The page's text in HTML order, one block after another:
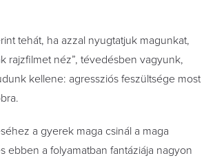
tehát, ha azzal nyugtatjuk magunkat,
rajzfilmet néz”, tévedésben vagyunk,
kellene: agressziós feszültsége most
a gyerek maga csinál a maga
ebben a folyamatban fantáziája nagyon